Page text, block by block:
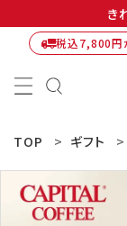
き
税込7,800円
TOP ギフト